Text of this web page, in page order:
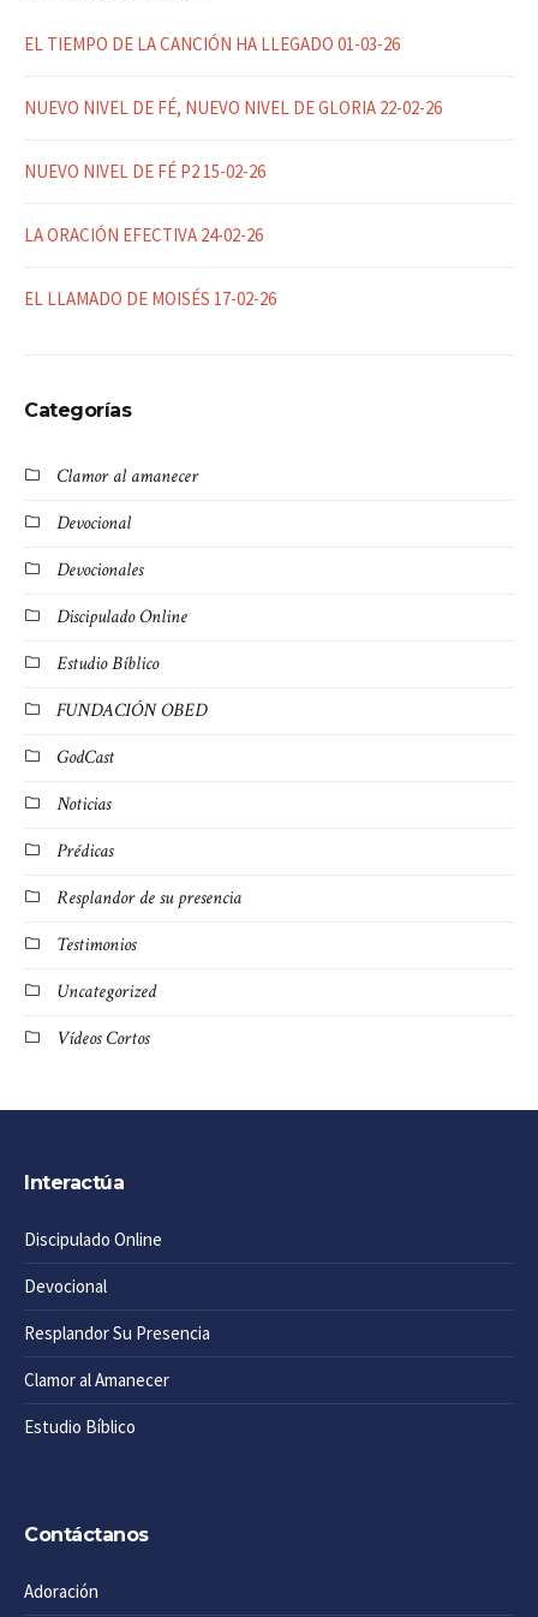
EL TIEMPO DE LA CANCIÓN HA LLEGADO 01-03-26
NUEVO NIVEL DE FÉ, NUEVO NIVEL DE GLORIA 22-02-26
NUEVO NIVEL DE FÉ P2 15-02-26
LA ORACIÓN EFECTIVA 24-02-26
EL LLAMADO DE MOISÉS 17-02-26
Categorías
Clamor al amanecer
Devocional
Devocionales
Discipulado Online
Estudio Bíblico
FUNDACIÓN OBED
GodCast
Noticias
Prédicas
Resplandor de su presencia
Testimonios
Uncategorized
Vídeos Cortos
Interactúa
Discipulado Online
Devocional
Resplandor Su Presencia
Clamor al Amanecer
Estudio Bíblico
Contáctanos
Adoración